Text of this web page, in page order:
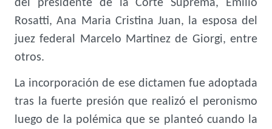
del presidente de la Corte Suprema, Emilio
Rosatti, Ana Maria Cristina Juan, la esposa del
juez federal Marcelo Martinez de Giorgi, entre
otros.
La incorporación de ese dictamen fue adoptada
tras la fuerte presión que realizó el peronismo
luego de la polémica que se planteó cuando la